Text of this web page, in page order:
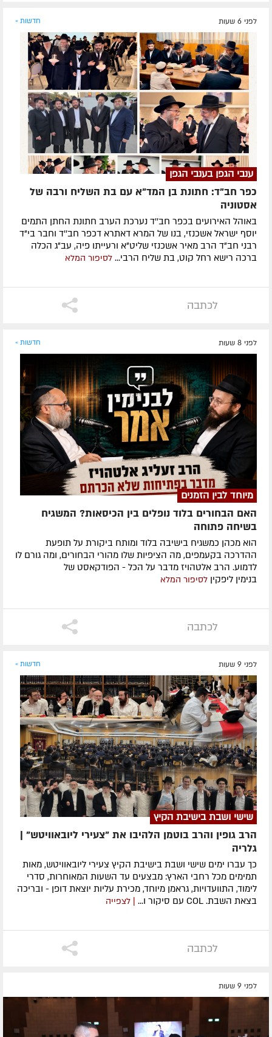
לפני 6 שעות חדשות »
ענבי הגפן בענבי הגפן
כפר חב"ד: חתונת בן המד"א עם בת השליח ורבה של
אסטוניה
באוהל האירועים בכפר חב''ד נערכת הערב חתונת החתן התמים
יוסף ישראל אשכנזי, בנו של המרא דאתרא דכפר חב''ד וחבר בי"ד
רבני חב"ד הרב מאיר אשכנזי שליט"א ורעייתו פיה, עב"ג הכלה
ברכה רישא רחל קוט, בת שליח הרבי... לסיפור המלא
לכתבה
לפני 8 שעות חדשות »
מיוחד לבין הזמנים
האם הבחורים בלוד נופלים בין הכיסאות? המשגיח
בשיחה פתוחה
הוא מכהן כמשגיח בישיבה בלוד ומותח ביקורת על תופעת
ההדרכה בקעמפים, מה הציפיות שלו מהורי הבחורים, ומה גורם לו
לדמוע. הרב אלטהויז מדבר על הכל - הפודקאסט של
בנימין ליפקין לסיפור המלא
לכתבה
לפני 9 שעות חדשות »
שישי ושבת בישיבת הקיץ
הרב גופין והרב בוטמן הלהיבו את "צעירי ליובאוויטש" |
גלריה
כך עברו ימים שישי ושבת בישיבת הקיץ צעירי ליובאוויטש, מאות
תמימים מכל רחבי הארץ: מבצעים עד השעות המאוחרות, סדרי
לימוד, התוועדויות, גראמן מיוחד, מכירת עליות יוצאת דופן - ובריכה
בצאת השבת. COL עם סיקור ו...
| לצפייה
לכתבה
לפני 9 שעות